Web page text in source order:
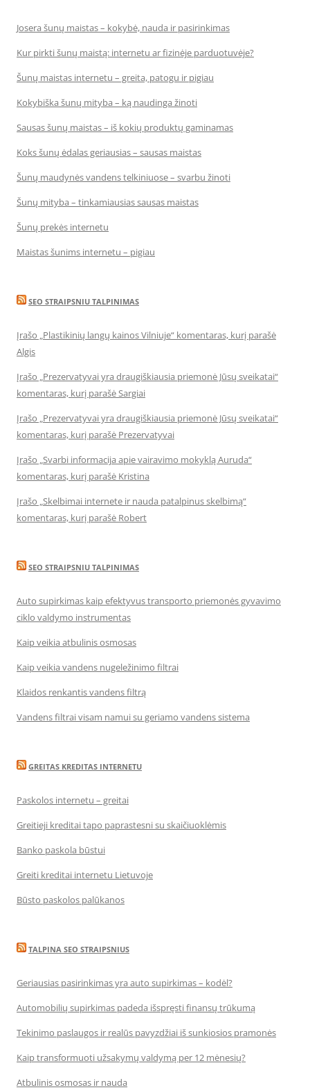
Josera šunų maistas – kokybė, nauda ir pasirinkimas
Kur pirkti šunų maistą: internetu ar fizinėje parduotuvėje?
Šunų maistas internetu – greita, patogu ir pigiau
Kokybiška šunų mityba – ką naudinga žinoti
Sausas šunų maistas – iš kokių produktų gaminamas
Koks šunų ėdalas geriausias – sausas maistas
Šunų maudynės vandens telkiniuose – svarbu žinoti
Šunų mityba – tinkamiausias sausas maistas
Šunų prekės internetu
Maistas šunims internetu – pigiau
SEO STRAIPSNIU TALPINIMAS
Įrašo „Plastikinių langų kainos Vilniuje“ komentaras, kurį parašė
Algis
Įrašo „Prezervatyvai yra draugiškiausia priemonė Jūsų sveikatai“
komentaras, kurį parašė Sargiai
Įrašo „Prezervatyvai yra draugiškiausia priemonė Jūsų sveikatai“
komentaras, kurį parašė Prezervatyvai
Įrašo „Svarbi informacija apie vairavimo mokyklą Auruda“
komentaras, kurį parašė Kristina
Įrašo „Skelbimai internete ir nauda patalpinus skelbimą“
komentaras, kurį parašė Robert
SEO STRAIPSNIU TALPINIMAS
Auto supirkimas kaip efektyvus transporto priemonės gyvavimo
ciklo valdymo instrumentas
Kaip veikia atbulinis osmosas
Kaip veikia vandens nugeležinimo filtrai
Klaidos renkantis vandens filtrą
Vandens filtrai visam namui su geriamo vandens sistema
GREITAS KREDITAS INTERNETU
Paskolos internetu – greitai
Greitieji kreditai tapo paprastesni su skaičiuoklėmis
Banko paskola būstui
Greiti kreditai internetu Lietuvoje
Būsto paskolos palūkanos
TALPINA SEO STRAIPSNIUS
Geriausias pasirinkimas yra auto supirkimas – kodėl?
Automobilių supirkimas padeda išspręsti finansų trūkumą
Tekinimo paslaugos ir realūs pavyzdžiai iš sunkiosios pramonės
Kaip transformuoti užsakymų valdymą per 12 mėnesių?
Atbulinis osmosas ir nauda